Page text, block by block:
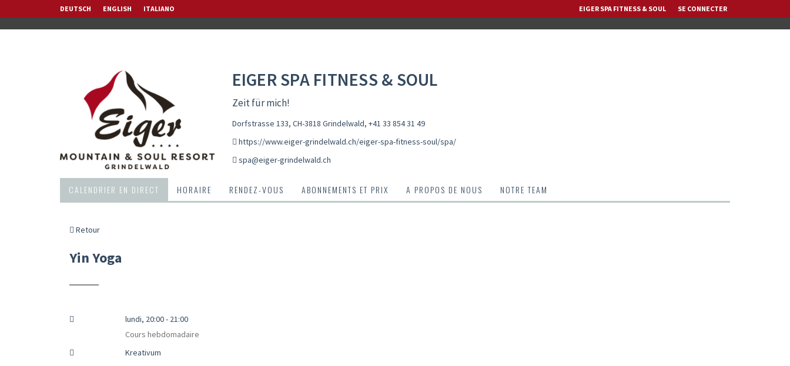
DEUTSCH ENGLISH ITALIANO EIGER SPA FITNESS & SOUL SE CONNECTER
EIGER SPA FITNESS & SOUL
Zeit für mich!
Dorfstrasse 133, CH-3818 Grindelwald, +41 33 854 31 49
https://www.eiger-grindelwald.ch/eiger-spa-fitness-soul/spa/
spa@eiger-grindelwald.ch
CALENDRIER EN DIRECT HORAIRE RENDEZ-VOUS ABONNEMENTS ET PRIX A PROPOS DE NOUS NOTRE TEAM
Retour
Yin Yoga
lundi, 20:00 - 21:00
Cours hebdomadaire
Kreativum